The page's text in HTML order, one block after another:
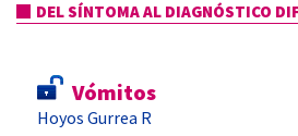
DEL SÍNTOMA AL DIAGNÓSTICO
Vómitos
Hoyos Gurrea R